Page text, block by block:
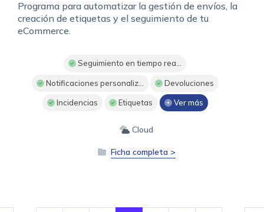
Programa para automatizar la gestión de envíos, la
creación de etiquetas y el seguimiento de tu
eCommerce.
Seguimiento en tiempo rea...
Notificaciones personaliz... Devoluciones
Incidencias Etiquetas Ver más
Cloud
Ficha completa >